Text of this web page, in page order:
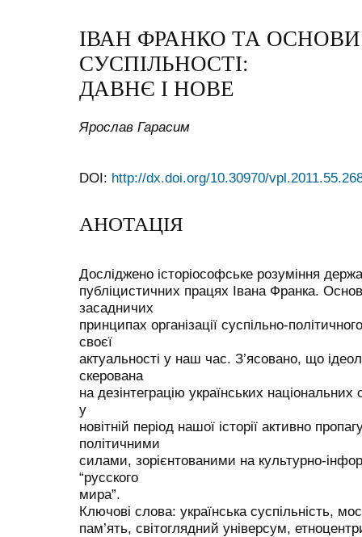
ІВАН ФРАНКО ТА
СУСПІЛЬНОСТІ:
ДАВНЄ І НОВЕ
Ярослав Гарасим
DOI: http://dx.doi.org/10.30970/
АНОТАЦІЯ
Досліджено історіософське розуміння
публіцистичних працях Івана Франка.
засадничих
принципах організації суспільно-
своєї
актуальності у наш час. З’ясовано, що
скерована
на дезінтеграцію українських
у
новітній період нашої історії активно
політичними
силами, зорієнтованими на культурно-
“русского
мира”.
Ключові слова: українська суспільність,
пам’ять, світоглядний універсум,